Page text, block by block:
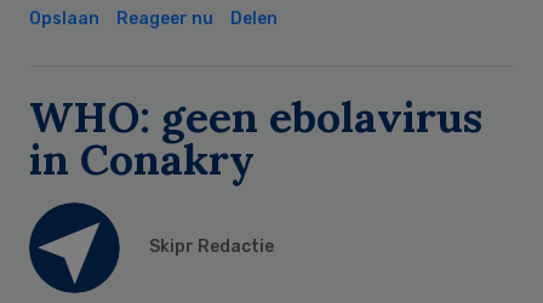
Opslaan Reageer nu Delen
WHO: geen ebolavirus
in Conakry
Skipr Redactie